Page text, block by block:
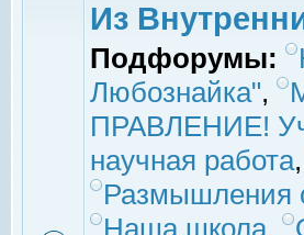
Из
Подфорумы:
Любознайка",
ПРАВЛЕНИЕ!
научная работа,
Размышления
Наша школа,